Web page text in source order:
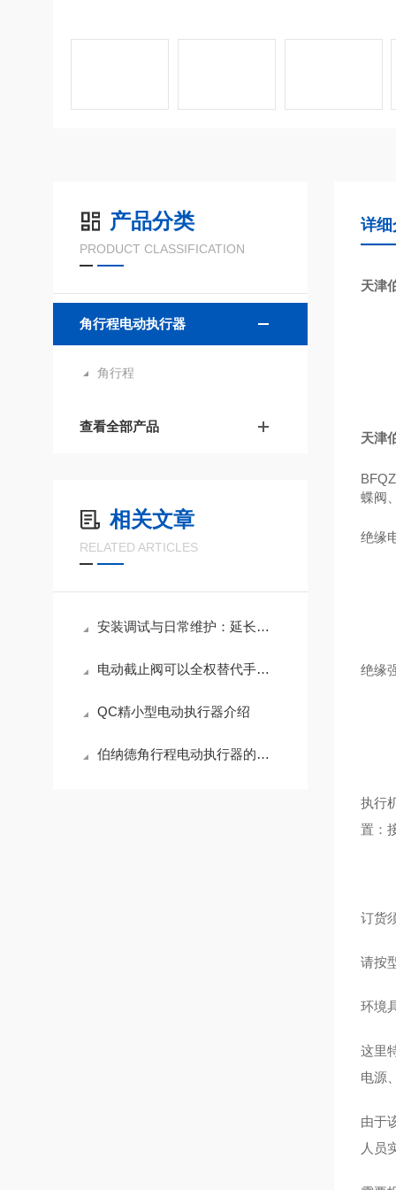
产品分类
PRODUCT CLASSIFICATION
角行程电动执行器
角行程
查看全部产品
相关文章
RELATED ARTICLES
安装调试与日常维护：延长阀门电动装置使用寿命的关键措施
电动截止阀可以全权替代手动阀门吗？
QC精小型电动执行器介绍
伯纳德角行程电动执行器的作用
详细
天津
天津
蝶阀
绝缘
绝缘
执行
置：
订货
请按
环境
这里
电源
由于
人员